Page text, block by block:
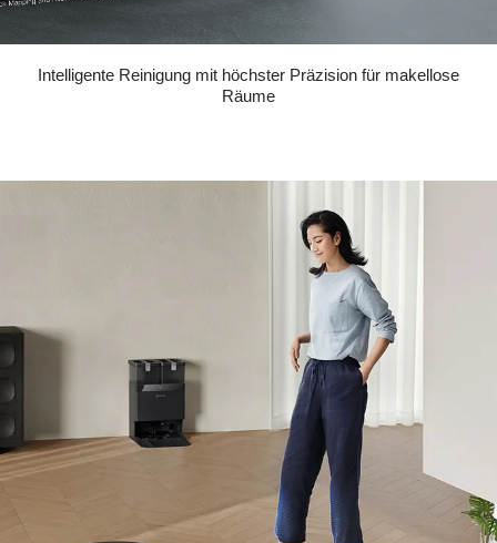
Intelligente Reinigung mit höchster Präzision für makellose
Räume